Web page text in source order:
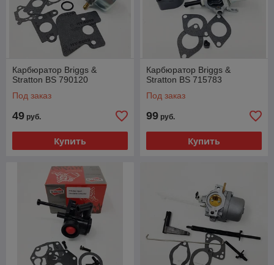
Карбюратор Briggs &
Stratton BS 790120
Под заказ
49 руб.
Купить
Карбюратор Briggs &
Stratton BS 715783
Под заказ
99 руб.
Купить